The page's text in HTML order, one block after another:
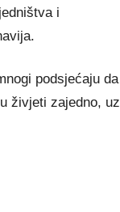
i
podsjećaju da
živjeti zajedno, uz